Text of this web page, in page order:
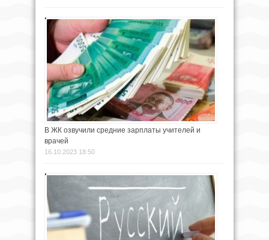
В ЖК озвучили средние зарплаты учителей и
врачей
16.10.2023 18:50